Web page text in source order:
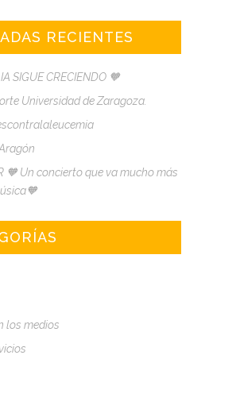
RECIENTES
SIGUE CRECIENDO 🧡
Universidad de Zaragoza.
🧡 Un concierto que va mucho más
los medios